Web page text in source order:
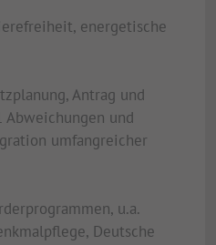
energetische
Antrag und
Abweichungen und
umfangreicher
u.a.
Deutsche